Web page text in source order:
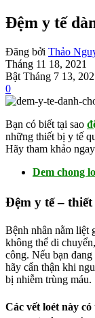
Đệm y tế
Đăng bởi Thảo
Tháng 11 18, 2021
Bật Tháng 7 13,
0
Bạn có biết tại sao
những thiết bị y tế
Hãy tham khảo
Dem chong
Đệm y tế –
Bệnh nhân nằm liệt
không thể di
công. Nếu bạn
hãy cẩn thận khi
bị nhiễm trùng máu.
Các vết loét này